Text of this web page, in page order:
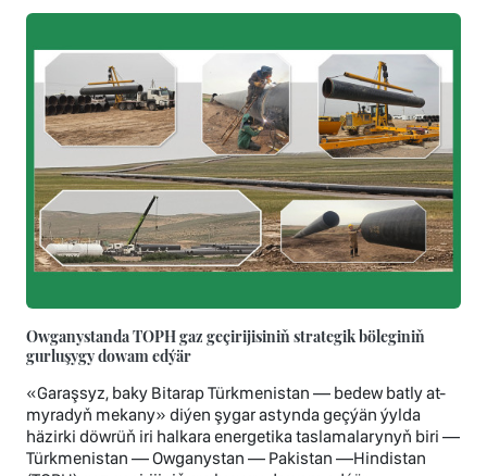
Owganystanda TOPH gaz geçirijisiniň strategik böleginiň
gurluşygy dowam edýär
«Garaşsyz, baky Bitarap Türkmenistan — bedew batly at-
myradyň mekany» diýen şygar astynda geçýän ýylda
häzirki döwrüň iri halkara energetika taslamalarynyň biri —
Türkmenistan — Owganystan — Pakistan —Hindistan